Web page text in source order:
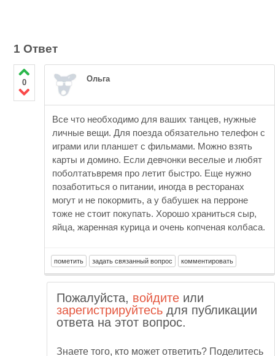
1 Ответ
0 Ольга
Все что необходимо для ваших танцев, нужные
личные вещи. Для поезда обязательно телефон с
играми или планшет с фильмами. Можно взять
карты и домино. Если девчонки веселые и любят
поболтатьвремя про летит быстро. Еще нужно
позаботиться о питании, иногда в ресторанах
могут и не покормить, а у бабушек на перроне
тоже не стоит покупать. Хорошо храниться сыр,
яйца, жаренная курица и очень копченая колбаса.
Пожалуйста, войдите или
зарегистрируйтесь для публикации
ответа на этот вопрос.
Знаете того, кто может ответить? Поделитесь